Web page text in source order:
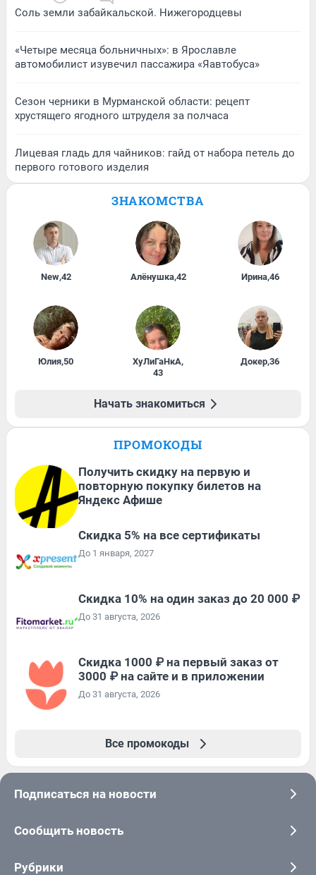
Соль земли забайкальской. Нижегородцевы
«Четыре месяца больничных»: в Ярославле
автомобилист изувечил пассажира «Яавтобуса»
Сезон черники в Мурманской области: рецепт
хрустящего ягодного штруделя за полчаса
Лицевая гладь для чайников: гайд от набора петель до
первого готового изделия
ЗНАКОМСТВА
New,42 Алёнушка,42 Ирина,46
Юлия,50 ХуЛиГаНкА,
43
Докер,36
Начать знакомиться
ПРОМОКОДЫ
Получить скидку на первую и
повторную покупку билетов на
Яндекс Афише
Скидка 5% на все сертификаты
До 1 января, 2027
Скидка 10% на один заказ до 20 000 ₽
До 31 августа, 2026
Скидка 1000 ₽ на первый заказ от
3000 ₽ на сайте и в приложении
До 31 августа, 2026
Все промокоды
Подписаться на новости
Сообщить новость
Рубрики